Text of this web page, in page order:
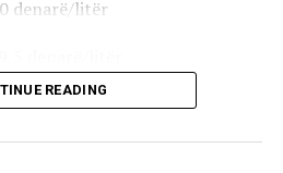
denarë/litër
98,5 denarë/litër
READING